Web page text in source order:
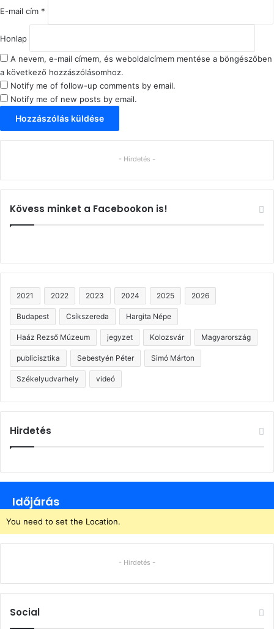
E-mail cím *
Honlap
A nevem, e-mail címem, és weboldalcímem mentése a böngészőben
a következő hozzászólásomhoz.
Notify me of follow-up comments by email.
Notify me of new posts by email.
- Hirdetés -
Kövess minket a Facebookon is!
2021 2022 2023 2024 2025 2026
Budapest Csíkszereda Hargita Népe
Haáz Rezső Múzeum jegyzet Kolozsvár Magyarország
publicisztika Sebestyén Péter Simó Márton
Székelyudvarhely videó
Hirdetés
Időjárás
You need to set the Location.
- Hirdetés -
Social